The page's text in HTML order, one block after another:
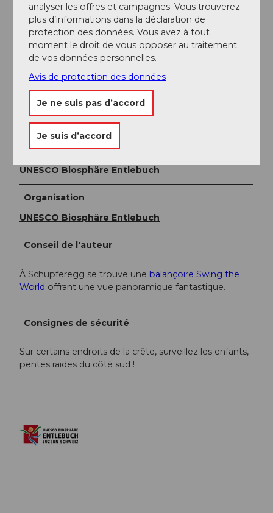
Informations supplémentaires / Liens
Tourisme Commune d’Entlebuch
CH-6162 Entlebuch
info@tourismus-entlebuch.ch/www.tourismus-
entlebuch.ch
Documentation
La brochure «Découvrir et admirer l’Entlebuch» est
disponible en ligne surwww.tourismus-entlebuch.ch
Auteur(e)
UNESCO Biosphäre Entlebuch
Organisation
UNESCO Biosphäre Entlebuch
Conseil de l'auteur
À Schüpferegg se trouve une balançoire Swing the
World offrant une vue panoramique fantastique.
Consignes de sécurité
Sur certains endroits de la crête, surveillez les enfants,
pentes raides du côté sud !
analyser les offres et campagnes. Vous trouverez
plus d’informations dans la déclaration de
protection des données. Vous avez à tout
moment le droit de vous opposer au traitement
de vos données personnelles.
Avis de protection des données
Je ne suis pas d’accord
Je suis d’accord